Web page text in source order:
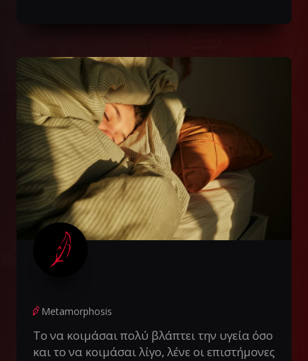
Metamorphosis
Το να κοιμάσαι πολύ βλάπτει την υγεία όσο
και το να κοιμάσαι λίγο, λένε οι επιστήμονες